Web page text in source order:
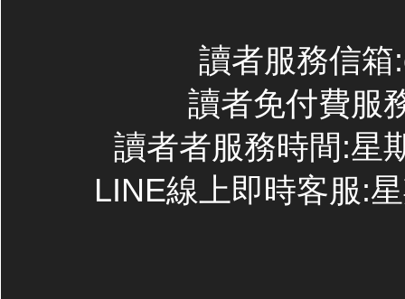
讀者服務信
讀者免付費服
讀者者服務時間:星
LINE線上即時客服: